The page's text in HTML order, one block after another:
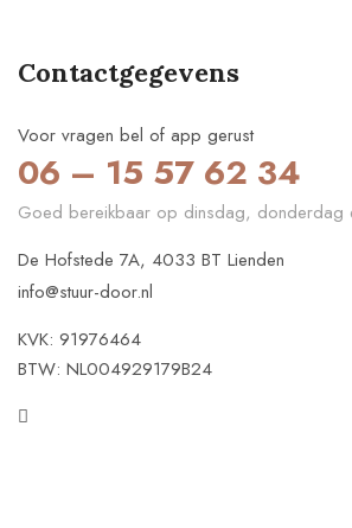
Contactgegevens
Voor vragen bel of app gerust
06 – 15 57 62 34
Goed bereikbaar op dinsdag, donderdag
De Hofstede 7A, 4033 BT Lienden
info@stuur-door.nl
KVK: 91976464
BTW: NL004929179B24